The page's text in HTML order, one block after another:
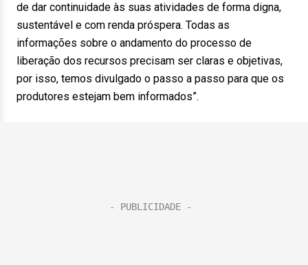
de dar continuidade às suas atividades de forma digna,
sustentável e com renda próspera. Todas as
informações sobre o andamento do processo de
liberação dos recursos precisam ser claras e objetivas,
por isso, temos divulgado o passo a passo para que os
produtores estejam bem informados”.